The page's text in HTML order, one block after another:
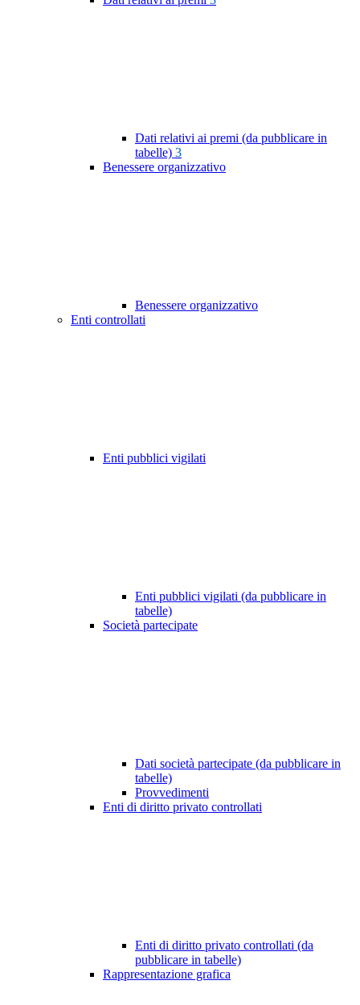
Dati relativi ai premi (da pubblicare in
tabelle) 3
Benessere organizzativo
Benessere organizzativo
Enti controllati
Enti pubblici vigilati
Enti pubblici vigilati (da pubblicare in
tabelle)
Società partecipate
Dati società partecipate (da pubblicare in
tabelle)
Provvedimenti
Enti di diritto privato controllati
Enti di diritto privato controllati (da
pubblicare in tabelle)
Rappresentazione grafica